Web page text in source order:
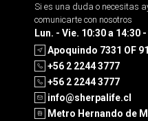
Si es una duda o necesitas
comunicarte con nosotros
Lun. - Vie. 10:30 a 14:30
Apoquindo 7331 OF
+56 2 2244 3777
+56 2 2244 3777
info@sherpalife.cl
Metro Hernando de